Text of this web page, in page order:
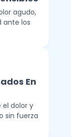
agudo,
ante los
En
el dolor y
sin fuerza